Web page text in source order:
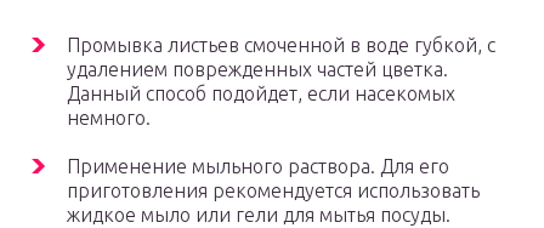
Промывка листьев смоченной в воде губкой, с
удалением поврежденных частей цветка.
Данный способ подойдет, если насекомых
немного.
Применение мыльного раствора. Для его
приготовления рекомендуется использовать
жидкое мыло или гели для мытья посуды.